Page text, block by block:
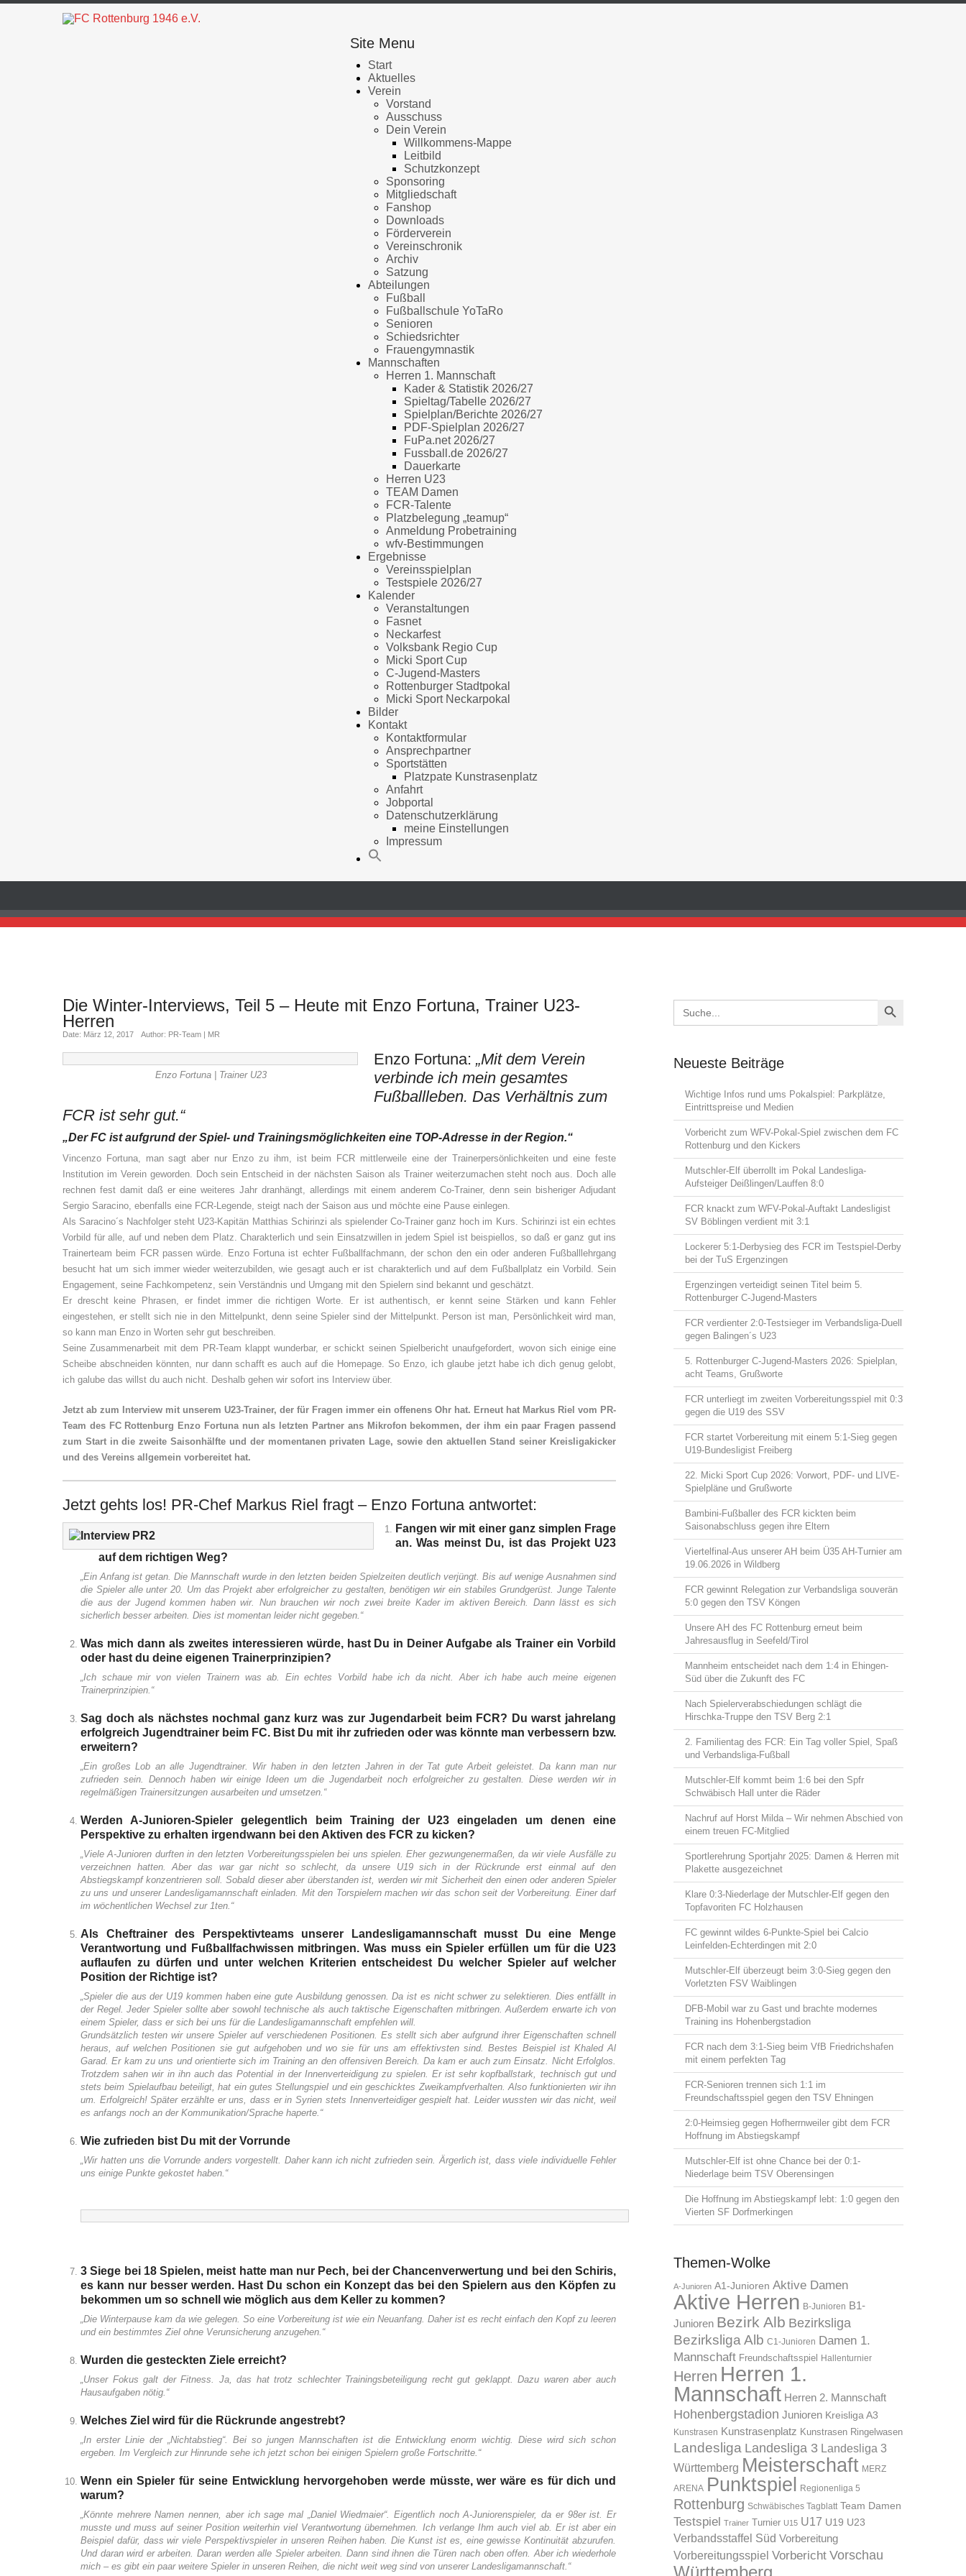
Site Menu
Start
Aktuelles
Verein
Vorstand
Ausschuss
Dein Verein
Willkommens-Mappe
Leitbild
Schutzkonzept
Sponsoring
Mitgliedschaft
Fanshop
Downloads
Förderverein
Vereinschronik
Archiv
Satzung
Abteilungen
Fußball
Fußballschule YoTaRo
Senioren
Schiedsrichter
Frauengymnastik
Mannschaften
Herren 1. Mannschaft
Kader & Statistik 2026/27
Spieltag/Tabelle 2026/27
Spielplan/Berichte 2026/27
PDF-Spielplan 2026/27
FuPa.net 2026/27
Fussball.de 2026/27
Dauerkarte
Herren U23
TEAM Damen
FCR-Talente
Platzbelegung „teamup“
Anmeldung Probetraining
wfv-Bestimmungen
Ergebnisse
Vereinsspielplan
Testspiele 2026/27
Kalender
Veranstaltungen
Fasnet
Neckarfest
Volksbank Regio Cup
Micki Sport Cup
C-Jugend-Masters
Rottenburger Stadtpokal
Micki Sport Neckarpokal
Bilder
Kontakt
Kontaktformular
Ansprechpartner
Sportstätten
Platzpate Kunstrasenplatz
Anfahrt
Jobportal
Datenschutzerklärung
meine Einstellungen
Impressum
Die Winter-Interviews, Teil 5 – Heute mit Enzo Fortuna, Trainer U23-
Herren
Date: März 12, 2017 Author: PR-Team | MR
Enzo Fortuna | Trainer U23
Enzo Fortuna: „Mit dem Verein
verbinde ich mein gesamtes
Fußballleben. Das Verhältnis zum
FCR ist sehr gut.“
„Der FC ist aufgrund der Spiel- und Trainingsmöglichkeiten eine TOP-Adresse in der Region.“
Vincenzo Fortuna, man sagt aber nur Enzo zu ihm, ist beim FCR mittlerweile eine der Trainerpersönlichkeiten und eine feste
Institution im Verein geworden. Doch sein Entscheid in der nächsten Saison als Trainer weiterzumachen steht noch aus. Doch alle
rechnen fest damit daß er eine weiteres Jahr dranhängt, allerdings mit einem anderem Co-Trainer, denn sein bisheriger Adjudant
Sergio Saracino, ebenfalls eine FCR-Legende, steigt nach der Saison aus und möchte eine Pause einlegen.
Als Saracino´s Nachfolger steht U23-Kapitän Matthias Schirinzi als spielender Co-Trainer ganz hoch im Kurs. Schirinzi ist ein echtes
Vorbild für alle, auf und neben dem Platz. Charakterlich und sein Einsatzwillen in jedem Spiel ist beispiellos, so daß er ganz gut ins
Trainerteam beim FCR passen würde. Enzo Fortuna ist echter Fußballfachmann, der schon den ein oder anderen Fußballlehrgang
besucht hat um sich immer wieder weiterzubilden, wie gesagt auch er ist charakterlich und auf dem Fußballplatz ein Vorbild. Sein
Engagement, seine Fachkompetenz, sein Verständnis und Umgang mit den Spielern sind bekannt und geschätzt.
Er drescht keine Phrasen, er findet immer die richtigen Worte. Er ist authentisch, er kennt seine Stärken und kann Fehler
eingestehen, er stellt sich nie in den Mittelpunkt, denn seine Spieler sind der Mittelpunkt. Person ist man, Persönlichkeit wird man,
so kann man Enzo in Worten sehr gut beschreiben.
Seine Zusammenarbeit mit dem PR-Team klappt wunderbar, er schickt seinen Spielbericht unaufgefordert, wovon sich einige eine
Scheibe abschneiden könnten, nur dann schafft es auch auf die Homepage. So Enzo, ich glaube jetzt habe ich dich genug gelobt,
ich galube das willst du auch nicht. Deshalb gehen wir sofort ins Interview über.
Jetzt ab zum Interview mit unserem U23-Trainer, der für Fragen immer ein offenens Ohr hat. Erneut hat Markus Riel vom PR-
Team des FC Rottenburg Enzo Fortuna nun als letzten Partner ans Mikrofon bekommen, der ihm ein paar Fragen passend
zum Start in die zweite Saisonhälfte und der momentanen privaten Lage, sowie den aktuellen Stand seiner Kreisligakicker
und des Vereins allgemein vorbereitet hat.
Jetzt gehts los! PR-Chef Markus Riel fragt – Enzo Fortuna antwortet:
Fangen wir mit einer ganz simplen Frage
an. Was meinst Du, ist das Projekt U23
auf dem richtigen Weg?
„Ein Anfang ist getan. Die Mannschaft wurde in den letzten beiden Spielzeiten deutlich verjüngt. Bis auf wenige Ausnahmen sind
die Spieler alle unter 20. Um das Projekt aber erfolgreicher zu gestalten, benötigen wir ein stabiles Grundgerüst. Junge Talente
die aus der Jugend kommen haben wir. Nun brauchen wir noch zwei breite Kader im aktiven Bereich. Dann lässt es sich
sicherlich besser arbeiten. Dies ist momentan leider nicht gegeben.“
Was mich dann als zweites interessieren würde, hast Du in Deiner Aufgabe als Trainer ein Vorbild
oder hast du deine eigenen Trainerprinzipien?
„Ich schaue mir von vielen Trainern was ab. Ein echtes Vorbild habe ich da nicht. Aber ich habe auch meine eigenen
Trainerprinzipien.“
Sag doch als nächstes nochmal ganz kurz was zur Jugendarbeit beim FCR? Du warst jahrelang
erfolgreich Jugendtrainer beim FC. Bist Du mit ihr zufrieden oder was könnte man verbessern bzw.
erweitern?
„Ein großes Lob an alle Jugendtrainer. Wir haben in den letzten Jahren in der Tat gute Arbeit geleistet. Da kann man nur
zufrieden sein. Dennoch haben wir einige Ideen um die Jugendarbeit noch erfolgreicher zu gestalten. Diese werden wir in
regelmäßigen Trainersitzungen ausarbeiten und umsetzen.“
Werden A-Junioren-Spieler gelegentlich beim Training der U23 eingeladen um denen eine
Perspektive zu erhalten irgendwann bei den Aktiven des FCR zu kicken?
„Viele A-Junioren durften in den letzten Vorbereitungsspielen bei uns spielen. Eher gezwungenermaßen, da wir viele Ausfälle zu
verzeichnen hatten. Aber das war gar nicht so schlecht, da unsere U19 sich in der Rückrunde erst einmal auf den
Abstiegskampf konzentrieren soll. Sobald dieser aber überstanden ist, werden wir mit Sicherheit den einen oder anderen Spieler
zu uns und unserer Landesligamannschaft einladen. Mit den Torspielern machen wir das schon seit der Vorbereitung. Einer darf
im wöchentlichen Wechsel zur 1ten.“
Als Cheftrainer des Perspektivteams unserer Landesligamannschaft musst Du eine Menge
Verantwortung und Fußballfachwissen mitbringen. Was muss ein Spieler erfüllen um für die U23
auflaufen zu dürfen und unter welchen Kriterien entscheidest Du welcher Spieler auf welcher
Position der Richtige ist?
„Spieler die aus der U19 kommen haben eine gute Ausbildung genossen. Da ist es nicht schwer zu selektieren. Dies entfällt in
der Regel. Jeder Spieler sollte aber sowohl technische als auch taktische Eigenschaften mitbringen. Außerdem erwarte ich von
einem Spieler, dass er sich bei uns für die Landesligamannschaft empfehlen will.
Grundsätzlich testen wir unsere Spieler auf verschiedenen Positionen. Es stellt sich aber aufgrund ihrer Eigenschaften schnell
heraus, auf welchen Positionen sie gut aufgehoben und wo sie für uns am effektivsten sind. Bestes Beispiel ist Khaled Al
Garad. Er kam zu uns und orientierte sich im Training an den offensiven Bereich. Da kam er auch zum Einsatz. Nicht Erfolglos.
Trotzdem sahen wir in ihn auch das Potential in der Innenverteidigung zu spielen. Er ist sehr kopfballstark, technisch gut und
stets beim Spielaufbau beteiligt, hat ein gutes Stellungspiel und ein geschicktes Zweikampfverhalten. Also funktionierten wir ihn
um. Erfolgreich! Später erzählte er uns, dass er in Syrien stets Innenverteidiger gespielt hat. Leider wussten wir das nicht, weil
es anfangs noch an der Kommunikation/Sprache haperte.“
Wie zufrieden bist Du mit der Vorrunde
„Wir hatten uns die Vorrunde anders vorgestellt. Daher kann ich nicht zufrieden sein. Ärgerlich ist, dass viele individuelle Fehler
uns einige Punkte gekostet haben.“
3 Siege bei 18 Spielen, meist hatte man nur Pech, bei der Chancenverwertung und bei den Schiris,
es kann nur besser werden. Hast Du schon ein Konzept das bei den Spielern aus den Köpfen zu
bekommen um so schnell wie möglich aus dem Keller zu kommen?
„Die Winterpause kam da wie gelegen. So eine Vorbereitung ist wie ein Neuanfang. Daher ist es recht einfach den Kopf zu leeren
und ein bestimmtes Ziel ohne Verunsicherung anzugehen.“
Wurden die gesteckten Ziele erreicht?
„Unser Fokus galt der Fitness. Ja, das hat trotz schlechter Trainingsbeteiligung recht gut geklappt. Dazu waren aber auch
Hausaufgaben nötig.“
Welches Ziel wird für die Rückrunde angestrebt?
„In erster Linie der „Nichtabstieg“. Bei so jungen Mannschaften ist die Entwicklung enorm wichtig. Diese wird sich schon
ergeben. Im Vergleich zur Hinrunde sehe ich jetzt schon bei einigen Spielern große Fortschritte.“
Wenn ein Spieler für seine Entwicklung hervorgehoben werde müsste, wer wäre es für dich und
warum?
„Könnte mehrere Namen nennen, aber ich sage mal „Daniel Wiedmaier“. Eigentlich noch A-Juniorenspieler, da er 98er ist. Er
musste und muss auf seiner Position weiterhin viel Verantwortung übernehmen. Ich verlange Ihm auch viel ab. Er ist aber ein
Beispiel dafür, dass wir viele Perspektivspieler in unseren Reihen haben. Die Kunst ist es, eine gewisse Kontinuität abzurufen.
Und daran wird er arbeiten. Daran werden alle Spieler arbeiten. Dann sind ihnen die Türen nach oben offen. Aber ich wiederhole
mich – es gibt ein paar weitere Spieler in unseren Reihen, die nicht weit weg sind von unserer Landesligamannschaft.“
Search
for:
Search Button
Neueste Beiträge
Wichtige Infos rund ums Pokalspiel: Parkplätze,
Eintrittspreise und Medien
Vorbericht zum WFV-Pokal-Spiel zwischen dem FC
Rottenburg und den Kickers
Mutschler-Elf überrollt im Pokal Landesliga-
Aufsteiger Deißlingen/Lauffen 8:0
FCR knackt zum WFV-Pokal-Auftakt Landesligist
SV Böblingen verdient mit 3:1
Lockerer 5:1-Derbysieg des FCR im Testspiel-Derby
bei der TuS Ergenzingen
Ergenzingen verteidigt seinen Titel beim 5.
Rottenburger C-Jugend-Masters
FCR verdienter 2:0-Testsieger im Verbandsliga-Duell
gegen Balingen´s U23
5. Rottenburger C-Jugend-Masters 2026: Spielplan,
acht Teams, Grußworte
FCR unterliegt im zweiten Vorbereitungsspiel mit 0:3
gegen die U19 des SSV
FCR startet Vorbereitung mit einem 5:1-Sieg gegen
U19-Bundesligist Freiberg
22. Micki Sport Cup 2026: Vorwort, PDF- und LIVE-
Spielpläne und Grußworte
Bambini-Fußballer des FCR kickten beim
Saisonabschluss gegen ihre Eltern
Viertelfinal-Aus unserer AH beim Ü35 AH-Turnier am
19.06.2026 in Wildberg
FCR gewinnt Relegation zur Verbandsliga souverän
5:0 gegen den TSV Köngen
Unsere AH des FC Rottenburg erneut beim
Jahresausflug in Seefeld/Tirol
Mannheim entscheidet nach dem 1:4 in Ehingen-
Süd über die Zukunft des FC
Nach Spielerverabschiedungen schlägt die
Hirschka-Truppe den TSV Berg 2:1
2. Familientag des FCR: Ein Tag voller Spiel, Spaß
und Verbandsliga-Fußball
Mutschler-Elf kommt beim 1:6 bei den Spfr
Schwäbisch Hall unter die Räder
Nachruf auf Horst Milda – Wir nehmen Abschied von
einem treuen FC-Mitglied
Sportlerehrung Sportjahr 2025: Damen & Herren mit
Plakette ausgezeichnet
Klare 0:3-Niederlage der Mutschler-Elf gegen den
Topfavoriten FC Holzhausen
FC gewinnt wildes 6-Punkte-Spiel bei Calcio
Leinfelden-Echterdingen mit 2:0
Mutschler-Elf überzeugt beim 3:0-Sieg gegen den
Vorletzten FSV Waiblingen
DFB-Mobil war zu Gast und brachte modernes
Training ins Hohenbergstadion
FCR nach dem 3:1-Sieg beim VfB Friedrichshafen
mit einem perfekten Tag
FCR-Senioren trennen sich 1:1 im
Freundschaftsspiel gegen den TSV Ehningen
2:0-Heimsieg gegen Hofherrnweiler gibt dem FCR
Hoffnung im Abstiegskampf
Mutschler-Elf ist ohne Chance bei der 0:1-
Niederlage beim TSV Oberensingen
Die Hoffnung im Abstiegskampf lebt: 1:0 gegen den
Vierten SF Dorfmerkingen
Themen-Wolke
A-Junioren A1-Junioren Aktive Damen
Aktive Herren B-Junioren B1-
Junioren Bezirk Alb Bezirksliga
Bezirksliga Alb C1-Junioren Damen 1.
Mannschaft Freundschaftsspiel Hallenturnier
Herren Herren 1.
Mannschaft Herren 2. Mannschaft
Hohenbergstadion Junioren Kreisliga A3
Kunstrasen Kunstrasenplatz Kunstrasen Ringelwasen
Landesliga Landesliga 3 Landesliga 3
Württemberg Meisterschaft MERZ
ARENA Punktspiel Regionenliga 5
Rottenburg Schwäbisches Tagblatt Team Damen
Testspiel Trainer Turnier U15 U17 U19 U23
Verbandsstaffel Süd Vorbereitung
Vorbereitungsspiel Vorbericht Vorschau
Württemberg